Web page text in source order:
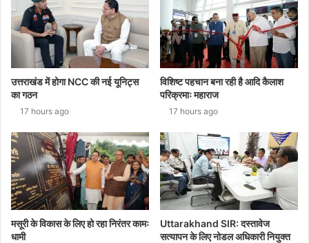
उत्तराखंड में होगा NCC की नई यूनिट्स
का गठन
17 hours ago
विशिष्ट पहचान बना रही है आदि कैलाश
परिक्रमाः महाराज
17 hours ago
मसूरी के विकास के लिए हो रहा निरंतर कामः
धामी
Uttarakhand SIR: दस्तावेज
सत्यापन के लिए नोडल अधिकारी नियुक्त